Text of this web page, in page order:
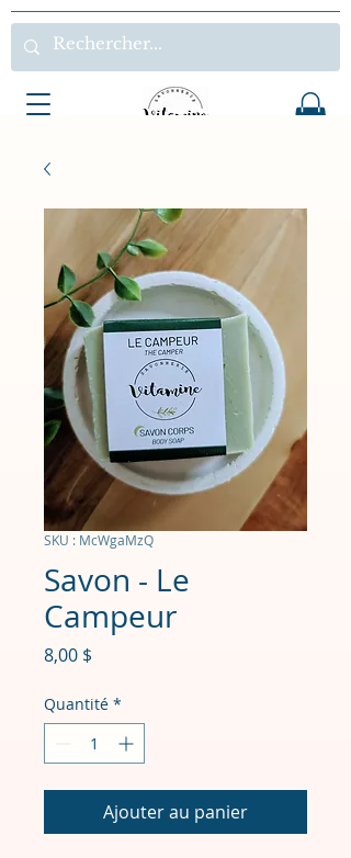
SKU : McWgaMzQ
Savon - Le
Campeur
8,00 $
Quantité *
Ajouter au panier